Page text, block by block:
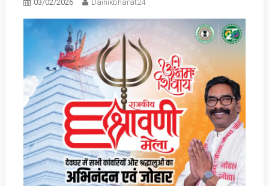
03/02/2026 Dainikbharat24